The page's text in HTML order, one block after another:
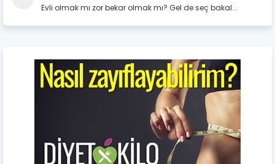
Evli olmak mı zor bekar olmak mı? Gel de seç bakal...